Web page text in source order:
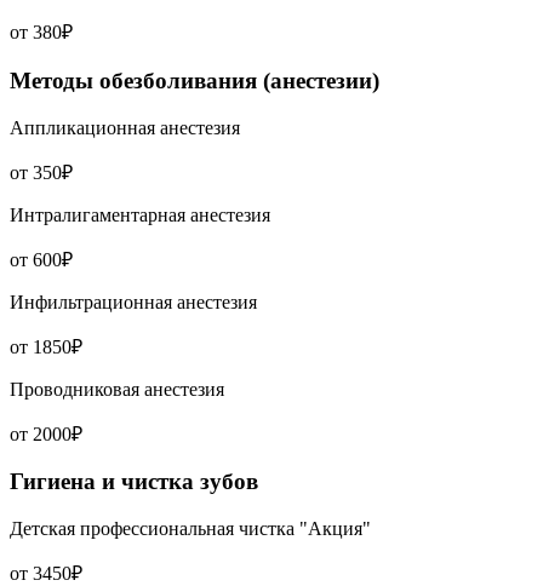
от 380₽
Методы обезболивания (анестезии)
Аппликационная анестезия
от 350₽
Интралигаментарная анестезия
от 600₽
Инфильтрационная анестезия
от 1850₽
Проводниковая анестезия
от 2000₽
Гигиена и чистка зубов
Детская профессиональная чистка "Акция"
от 3450₽